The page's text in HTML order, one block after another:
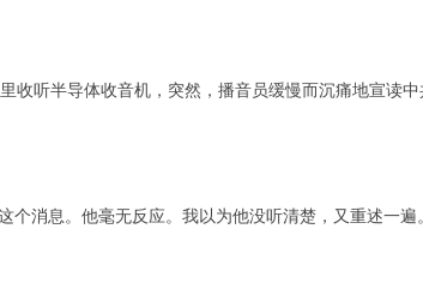
听半导体收音机，突然，播音员缓慢而沉痛地宣读中
消息。他毫无反应。我以为他没听清楚，又重述一遍